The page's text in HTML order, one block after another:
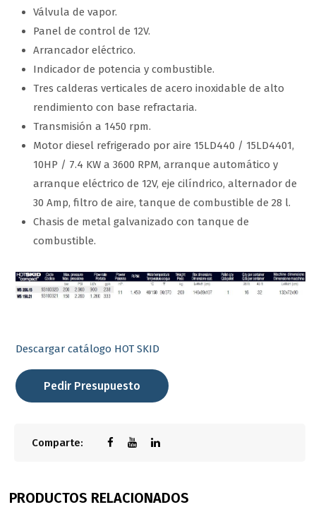
Válvula de vapor.
Panel de control de 12V.
Arrancador eléctrico.
Indicador de potencia y combustible.
Tres calderas verticales de acero inoxidable de alto
rendimiento con base refractaria.
Transmisión a 1450 rpm.
Motor diesel refrigerado por aire 15LD440 / 15LD4401,
10HP / 7.4 KW a 3600 RPM, arranque automático y
arranque eléctrico de 12V, eje cilíndrico, alternador de
30 Amp, filtro de aire, tanque de combustible de 28 l.
Chasis de metal galvanizado con tanque de
combustible.
Descargar catálogo HOT SKID
Pedir Presupuesto
Comparte:
PRODUCTOS RELACIONADOS